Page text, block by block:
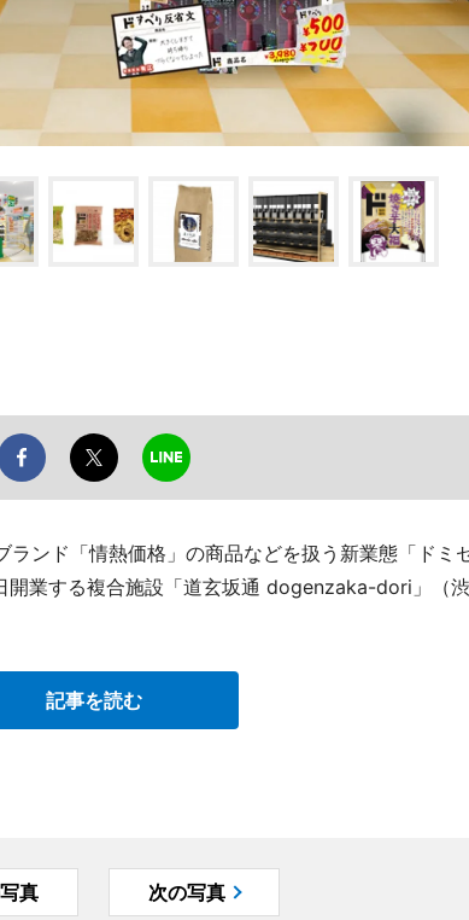
ランド「情熱価格」の商品などを扱う新業態「ドミ
業する複合施設「道玄坂通 dogenzaka-dori」（
記事を読む
真 次の写真